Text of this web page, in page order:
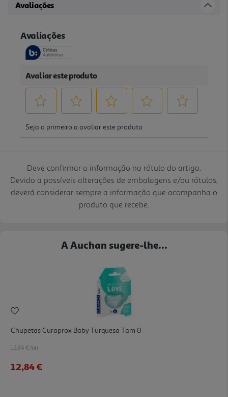
Avaliações
Deve confirmar a informação no rótulo do artigo.
Devido a possíveis alterações de embalagens e/ou rótulos,
deverá considerar sempre a informação que acompanha o
produto que recebe.
A Auchan sugere-lhe...
Chupetas Curaprox Baby Turquesa Tam 0
12.84 €/un
12,84 €